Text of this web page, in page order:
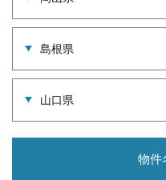
島根県
山口県
物件